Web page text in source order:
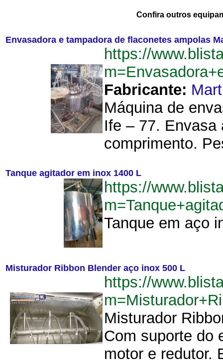
Confira outros
Envasadora e tampadora de flaconetes ampolas
https://
Fabricante:
Máquina de
Ife – 77. Envasa
comprimento.
Tanque agitador em inox 1400 L
https://
Tanque em aço
Misturador Ribbon Blender aço inox 500 L
https://
Misturador
Com suporte do
motor e redutor.